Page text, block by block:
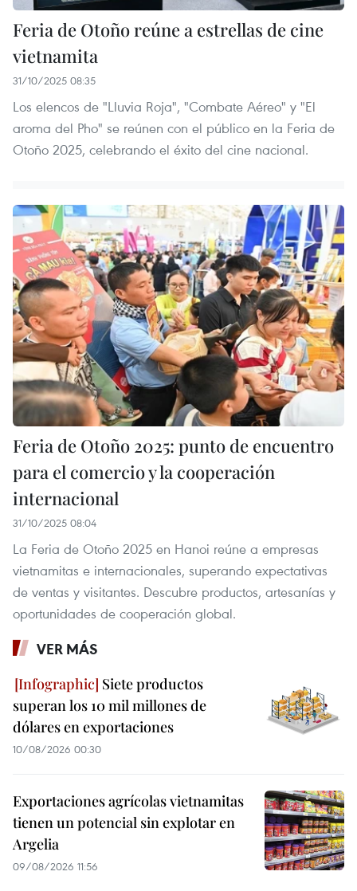
Feria de Otoño reúne a estrellas de cine
vietnamita
31/10/2025 08:35
Los elencos de "Lluvia Roja", "Combate Aéreo" y "El
aroma del Pho" se reúnen con el público en la Feria de
Otoño 2025, celebrando el éxito del cine nacional.
Feria de Otoño 2025: punto de encuentro
para el comercio y la cooperación
internacional
31/10/2025 08:04
La Feria de Otoño 2025 en Hanoi reúne a empresas
vietnamitas e internacionales, superando expectativas
de ventas y visitantes. Descubre productos, artesanías y
oportunidades de cooperación global.
VER MÁS
Siete productos
superan los 10 mil millones de
dólares en exportaciones
10/08/2026 00:30
Exportaciones agrícolas vietnamitas
tienen un potencial sin explotar en
Argelia
09/08/2026 11:56